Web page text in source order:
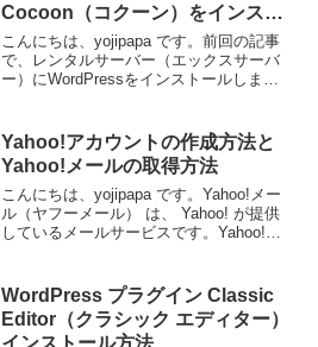
Cocoon（コクーン）をインスト
ールする方法
こんにちは、yojipapa です。前回の記事
で、レンタルサーバー（エックスサーバ
ー）にWordPressをインストールしまし
WordPressの無料テーマの「Coc...
Yahoo!アカウントの作成方法と
Yahoo!メールの取得方法
こんにちは、yojipapa です。Yahoo!メー
ル（ヤフーメール） は、 Yahoo! が提供
しているメールサービスです。Yahoo!メ
では、Yahoo!ア...
WordPress プラグイン Classic
Editor（クラシック エディター）